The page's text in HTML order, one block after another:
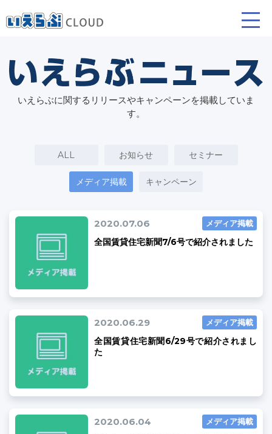
賃貸仲介
業務向け機能
売買仲介
業務向け機能
賃貸管理
業務向け機能
ホームページ制作について プラン紹介･制作の流れ
ユーザーインタビュー
いえらぶに関するリリースやキャンペーンを掲載していま
す。
ALL お知らせ セミナー
メディア掲載 キャンペーン
2020.07.06 メディア掲載
全国賃貸住宅新聞7/6号で紹介されました
2020.06.29 メディア掲載
全国賃貸住宅新聞6/29号で紹介されまし
た
2020.06.04 メディア掲載